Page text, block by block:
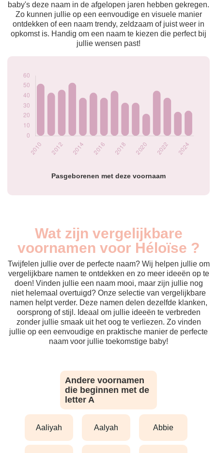
baby's deze naam in de afgelopen jaren hebben gekregen.
Zo kunnen jullie op een eenvoudige en visuele manier
ontdekken of een naam trendy, zeldzaam of juist weer in
opkomst is. Handig om een naam te kiezen die perfect bij
jullie wensen past!
Pasgeborenen met deze voornaam
Popularité du
prénom Héloïse
2013
53
2014
38
2015
43
2016
38
2022
2023
2024
Wat zijn vergelijkbare
voornamen voor Héloïse ?
Twijfelen jullie over de perfecte naam? Wij helpen jullie om
vergelijkbare namen te ontdekken en zo meer ideeën op te
doen! Vinden jullie een naam mooi, maar zijn jullie nog
niet helemaal overtuigd? Onze selectie van vergelijkbare
namen helpt verder. Deze namen delen dezelfde klanken,
oorsprong of stijl. Ideaal om jullie ideeën te verbreden
zonder jullie smaak uit het oog te verliezen. Zo vinden
jullie op een eenvoudige en praktische manier de perfecte
naam voor jullie toekomstige baby!
Andere voornamen
die beginnen met de
letter A
aaliyah aalyah abbie